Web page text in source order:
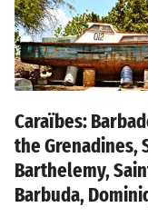
Caraïbes:
the Grenadines,
Barthelemy,
Barbuda,